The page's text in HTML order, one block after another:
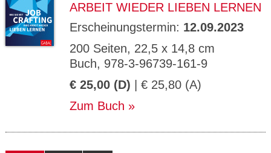
ARBEIT WIEDER LIEBEN LERNEN
Erscheinungstermin: 12.09.2023
200 Seiten, 22,5 x 14,8 cm
Buch, 978-3-96739-161-9
€ 25,00 (D) | € 25,80 (A)
Zum Buch